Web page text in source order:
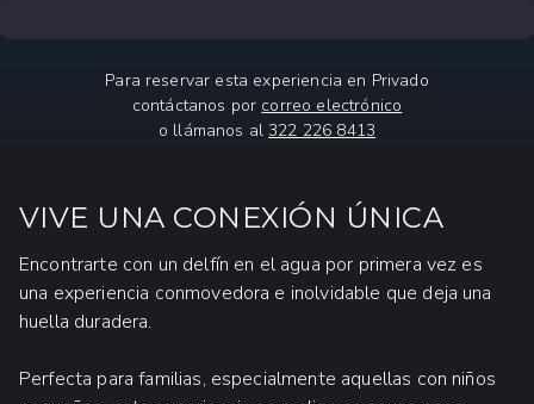
Para reservar esta experiencia en Privado
contáctanos por correo electrónico
o llámanos al322 226 8413
VIVE UNA CONEXIÓN ÚNICA
Encontrarte con un delfín en el agua por primera vez es
una experiencia conmovedora e inolvidable que deja una
huella duradera.
Perfecta para familias, especialmente aquellas con niños